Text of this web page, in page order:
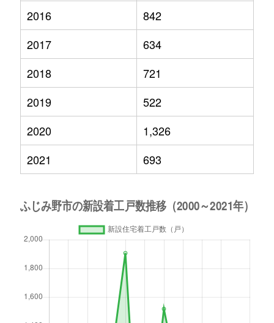
2016
842
2017
634
2018
721
2019
522
2020
1,326
2021
693